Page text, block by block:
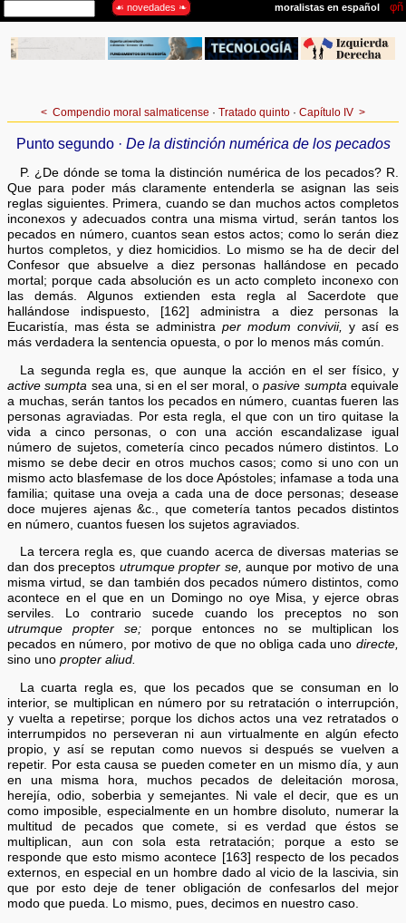
< Compendio moral salmaticense · Tratado quinto · Capítulo IV >
Punto segundo · De la distinción numérica de los pecados
P. ¿De dónde se toma la distinción numérica de los pecados? R.
Que para poder más claramente entenderla se asignan las seis
reglas siguientes. Primera, cuando se dan muchos actos completos
inconexos y adecuados contra una misma virtud, serán tantos los
pecados en número, cuantos sean estos actos; como lo serán diez
hurtos completos, y diez homicidios. Lo mismo se ha de decir del
Confesor que absuelve a diez personas hallándose en pecado
mortal; porque cada absolución es un acto completo inconexo con
las demás. Algunos extienden esta regla al Sacerdote que
hallándose indispuesto, [162] administra a diez personas la
Eucaristía, mas ésta se administra per modum convivii, y así es
más verdadera la sentencia opuesta, o por lo menos más común.
La segunda regla es, que aunque la acción en el ser físico, y
active sumpta sea una, si en el ser moral, opasive sumpta equivale
a muchas, serán tantos los pecados en número, cuantas fueren las
personas agraviadas. Por esta regla, el que con un tiro quitase la
vida a cinco personas, o con una acción escandalizase igual
número de sujetos, cometería cinco pecados número distintos. Lo
mismo se debe decir en otros muchos casos; como si uno con un
mismo acto blasfemase de los doce Apóstoles; infamase a toda una
familia; quitase una oveja a cada una de doce personas; desease
doce mujeres ajenas &c., que cometería tantos pecados distintos
en número, cuantos fuesen los sujetos agraviados.
La tercera regla es, que cuando acerca de diversas materias se
dan dos preceptos utrumque propter se, aunque por motivo de una
misma virtud, se dan también dos pecados número distintos, como
acontece en el que en un Domingo no oye Misa, y ejerce obras
serviles. Lo contrario sucede cuando los preceptos no son
utrumque propter se;porque entonces no se multiplican los
pecados en número, por motivo de que no obliga cada uno directe,
sino unopropter aliud.
La cuarta regla es, que los pecados que se consuman en lo
interior, se multiplican en número por su retratación o interrupción,
y vuelta a repetirse; porque los dichos actos una vez retratados o
interrumpidos no perseveran ni aun virtualmente en algún efecto
propio, y así se reputan como nuevos si después se vuelven a
repetir. Por esta causa se pueden cometer en un mismo día, y aun
en una misma hora, muchos pecados de deleitación morosa,
herejía, odio, soberbia y semejantes. Ni vale el decir, que es un
como imposible, especialmente en un hombre disoluto, numerar la
multitud de pecados que comete, si es verdad que éstos se
multiplican, aun con sola esta retratación; porque a esto se
responde que esto mismo acontece [163] respecto de los pecados
externos, en especial en un hombre dado al vicio de la lascivia, sin
que por esto deje de tener obligación de confesarlos del mejor
modo que pueda. Lo mismo, pues, decimos en nuestro caso.